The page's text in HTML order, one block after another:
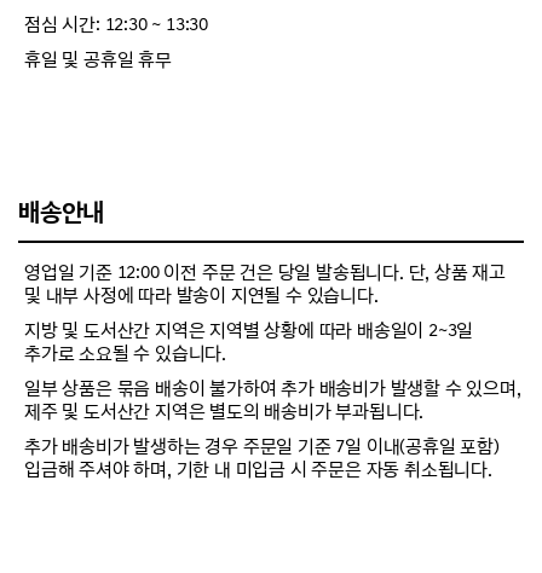
점심 시간: 12:30 ~ 13:30
휴일 및 공휴일 휴무
배송안내
영업일 기준 12:00 이전 주문 건은 당일 발송됩니다. 단, 상품 재고
및 내부 사정에 따라 발송이 지연될 수 있습니다.
지방 및 도서산간 지역은 지역별 상황에 따라 배송일이 2~3일
추가로 소요될 수 있습니다.
일부 상품은 묶음 배송이 불가하여 추가 배송비가 발생할 수 있으며,
제주 및 도서산간 지역은 별도의 배송비가 부과됩니다.
추가 배송비가 발생하는 경우 주문일 기준 7일 이내(공휴일 포함)
입금해 주셔야 하며, 기한 내 미입금 시 주문은 자동 취소됩니다.